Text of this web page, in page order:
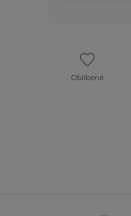
Oblíbené